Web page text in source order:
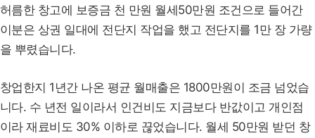
허름한 창고에 보증금 천 만원 월세50만원 조건으로 들어간
이분은 상권 일대에 전단지 작업을 했고 전단지를 1만 장 가량
을 뿌렸습니다.
창업한지 1년간 나온 평균 월매출은 1800만원이 조금 넘었습
니다. 수 년전 일이라서 인건비도 지금보다 반값이고 개인점
이라 재료비도 30% 이하로 끊었습니다. 월세 50만원 받던 창